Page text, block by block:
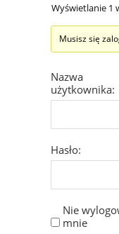
Wyświetlanie 1
Musisz się
Nazwa
użytkownika:
Hasło:
Nie
mnie